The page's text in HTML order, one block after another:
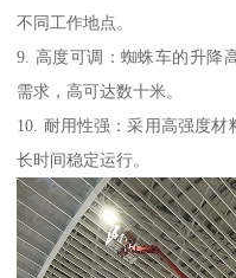
不同工作地点。
9. 高度可调：蜘蛛车的升降
需求，高可达数十米。
10. 耐用性强：采用高强度
长时间稳定运行。